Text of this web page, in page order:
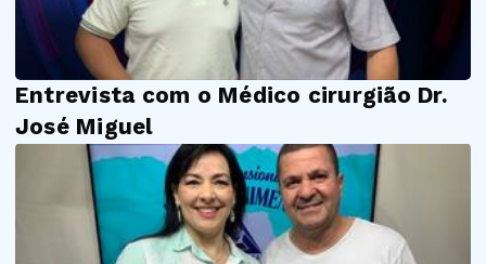
Entrevista com o Médico cirurgião Dr.
José Miguel